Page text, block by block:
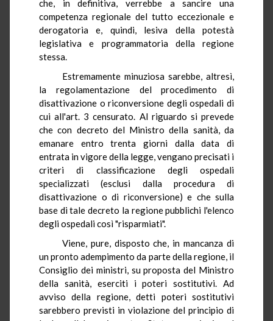
che, in definitiva, verrebbe a sancire una
competenza regionale del tutto eccezionale e
derogatoria e, quindi, lesiva della potestà
legislativa e programmatoria della regione
stessa.
Estremamente minuziosa sarebbe, altresì,
la regolamentazione del procedimento di
disattivazione o riconversione degli ospedali di
cui all'art. 3 censurato. Al riguardo si prevede
che con decreto del Ministro della sanità, da
emanare entro trenta giorni dalla data di
entrata in vigore della legge, vengano precisati i
criteri di classificazione degli ospedali
specializzati (esclusi dalla procedura di
disattivazione o di riconversione) e che sulla
base di tale decreto la regione pubblichi l'elenco
degli ospedali così "risparmiati".
Viene, pure, disposto che, in mancanza di
un pronto adempimento da parte della regione, il
Consiglio dei ministri, su proposta del Ministro
della sanità, eserciti i poteri sostitutivi. Ad
avviso della regione, detti poteri sostitutivi
sarebbero previsti in violazione del principio di